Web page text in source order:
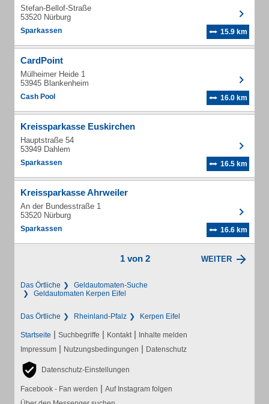
Stefan-Bellof-Straße
53520 Nürburg
Sparkassen 15.9 km
CardPoint
Mülheimer Heide 1
53945 Blankenheim
Cash Pool 16.0 km
Kreissparkasse Euskirchen
Hauptstraße 54
53949 Dahlem
Sparkassen 16.5 km
Kreissparkasse Ahrweiler
An der Bundesstraße 1
53520 Nürburg
Sparkassen 16.6 km
1 von 2 WEITER
Das Örtliche
Geldautomaten-Suche
Geldautomaten Kerpen Eifel
Das Örtliche Rheinland-Pfalz Kerpen Eifel
Startseite | Suchbegriffe | Kontakt | Inhalte melden
Impressum | Nutzungsbedingungen | Datenschutz
Datenschutz-Einstellungen
Facebook - Fan werden | Auf Instagram folgen